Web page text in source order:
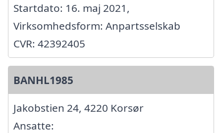
Startdato: 16. maj 2021,
Virksomhedsform: Anpartsselskab
CVR: 42392405
BANHL1985
Jakobstien 24, 4220 Korsør
Ansatte: